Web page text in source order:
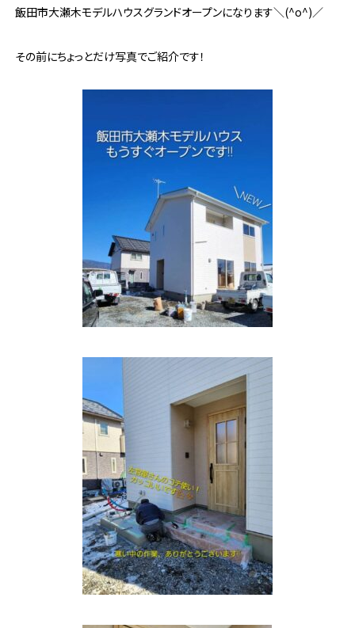
飯田市大瀬木モデルハウスグランドオープンになります＼(^o^)／
その前にちょっとだけ写真でご紹介です！